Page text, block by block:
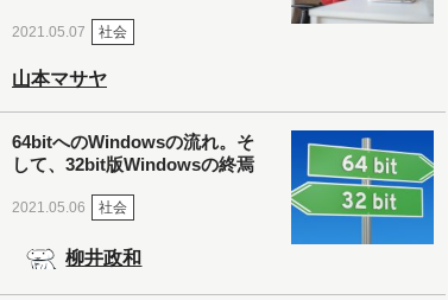
2021.05.07 社会
山本マサヤ
64bitへのWindowsの流れ。そ
して、32bit版Windowsの終焉
2021.05.06 社会
柳井政和